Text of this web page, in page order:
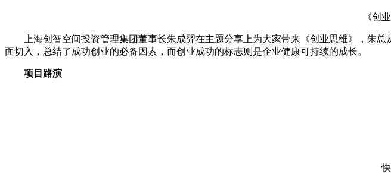
《创业
上海创智空间投资管理集团董事长朱成羿在主题分享上为大家带来《创业思维》，朱总
面切入，总结了成功创业的必备因素，而创业成功的标志则是企业健康可持续的成长。
项目路演
快